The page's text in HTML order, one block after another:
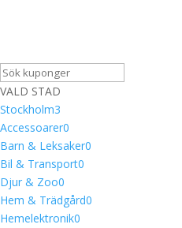
VALD STAD
Stockholm3
Accessoarer0
Barn & Leksaker0
Bil & Transport0
Djur & Zoo0
Hem & Trädgård0
Hemelektronik0